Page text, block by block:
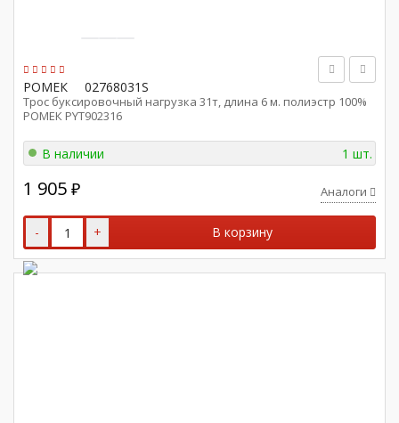
РОМЕК 02768031S
Трос буксировочный нагрузка 31т, длина 6 м. полиэстр 100%
РОМЕК PYT902316
В наличии 1 шт.
1 905 ₽ Аналоги
- + В корзину